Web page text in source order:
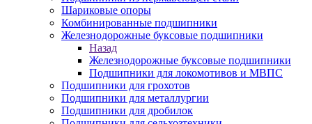
Шариковые опоры
Комбинированные подшипники
Железнодорожные буксовые подшипники
Назад
Железнодорожные буксовые подшипники
Подшипники для локомотивов и МВПС
Подшипники для грохотов
Подшипники для металлургии
Подшипники для дробилок